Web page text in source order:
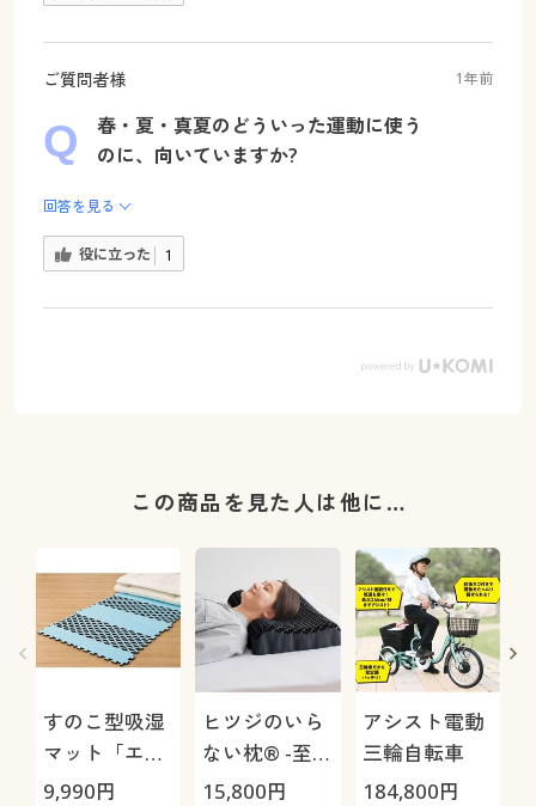
ご質問者様 1年前
春・夏・真夏のどういった運動に使う
のに、向いていますか?
回答を見る
役に立った 1
この商品を見た人は他に…
すのこ型吸湿
マット「エア
ージョブ®」
9,990円
ヒツジのいら
ない枕® -至
極-
15,800円
アシスト電動
三輪自転車
184,800円